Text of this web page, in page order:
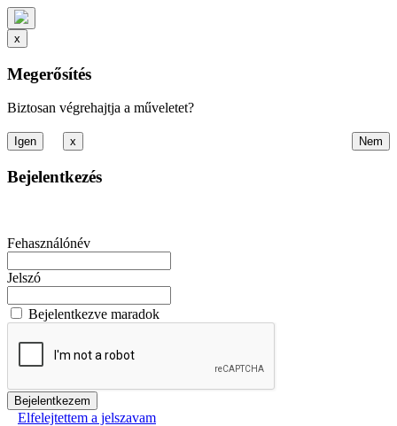
x
Megerősítés
Biztosan végrehajtja a műveletet?
x
Bejelentkezés
Fehasználónév
Jelszó
Bejelentkezve maradok
Elfelejtettem a jelszavam